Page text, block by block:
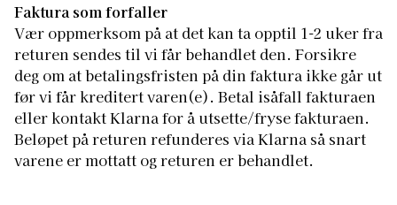
Faktura som forfaller
Vær oppmerksom på at det kan ta opptil 1-2 uker fra
returen sendes til vi får behandlet den. Forsikre
deg om at betalingsfristen på din faktura ikke går ut
før vi får kreditert varen(e). Betal isåfall fakturaen
eller kontakt Klarna for å utsette/fryse fakturaen.
Beløpet på returen refunderes via Klarna så snart
varene er mottatt og returen er behandlet.